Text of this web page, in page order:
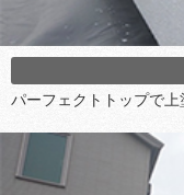
パーフェクトトップで上